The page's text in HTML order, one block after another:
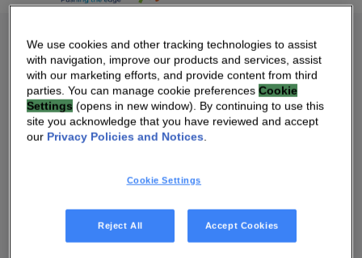
Entreprise
Nos Engagements
Qui sommes-nous
Relations investisseurs
Nos engagements
We use cookies and other tracking technologies to assist
with navigation, improve our products and services, assist
with our marketing efforts, and provide content from third
parties. You can manage cookie preferencesCookie
Settings (opens in new window). By continuing to use this
site you acknowledge that you have reviewed and accept
our Privacy Policies and Notices.
Cookie Settings
Reject All Accept Cookies